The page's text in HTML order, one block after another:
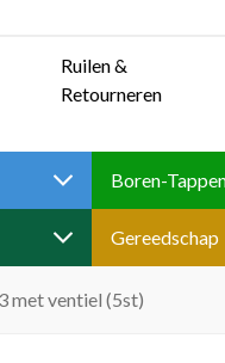
Ruilen &
Retourneren
Gereedschap
met ventiel (5st)